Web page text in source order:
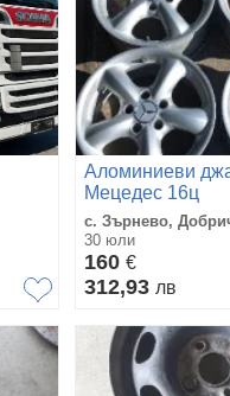
Аломиниеви
Мецедес 16ц
с. Зърнево,
30 юли
160 €
312,93 лв